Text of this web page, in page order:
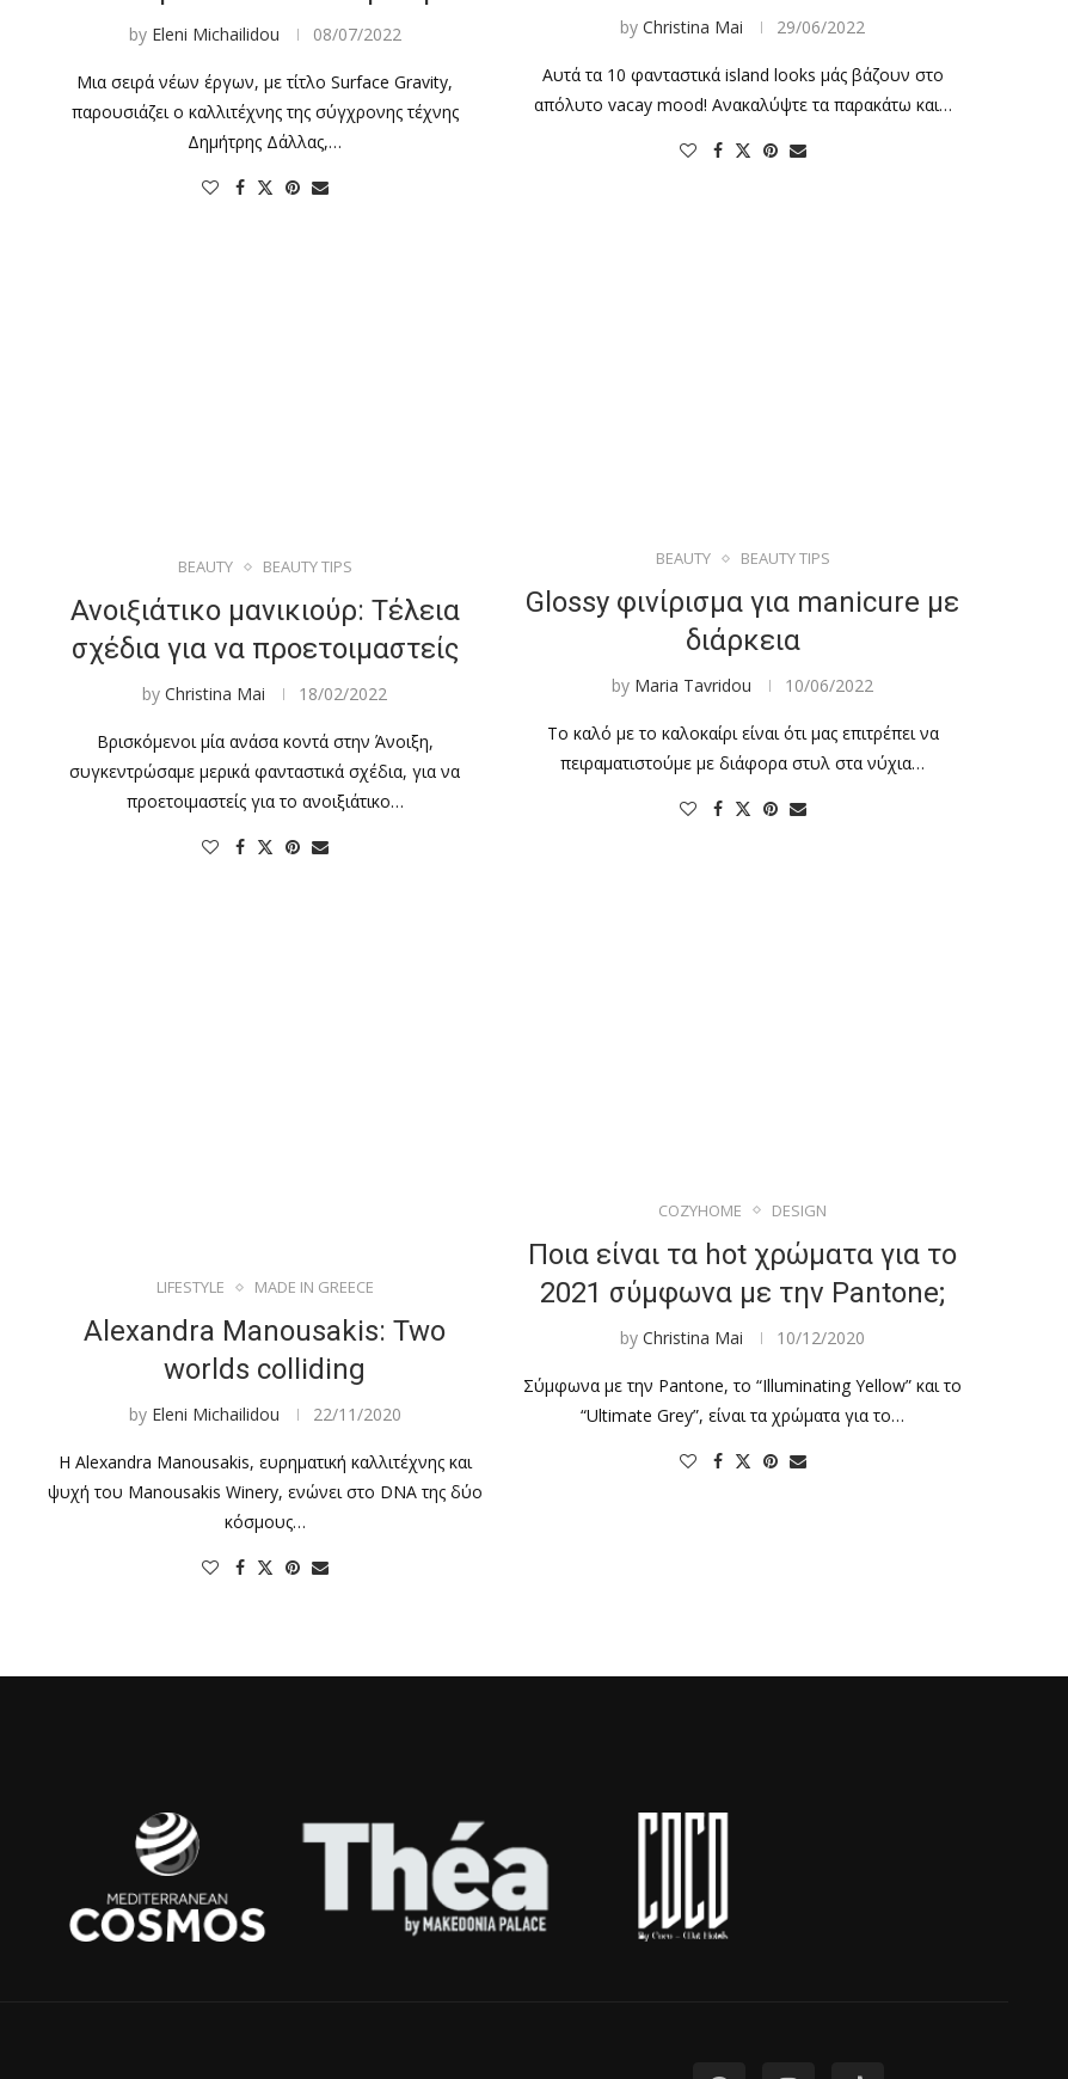
by Eleni Michailidou 08/07/2022
Μια σειρά νέων έργων, με τίτλο Surface Gravity,
παρουσιάζει ο καλλιτέχνης της σύγχρονης τέχνης
Δημήτρης Δάλλας,…
byChristina Mai 29/06/2022
Αυτά τα 10 φανταστικά island looks μάς βάζουν στο
απόλυτο vacay mood! Ανακαλύψτε τα παρακάτω και…
BEAUTY BEAUTY TIPS
Glossy φινίρισμα για manicure με
διάρκεια
by Maria Tavridou 10/06/2022
Το καλό με το καλοκαίρι είναι ότι μας επιτρέπει να
πειραματιστούμε με διάφορα στυλ στα νύχια…
BEAUTY BEAUTY TIPS
Ανοιξιάτικο μανικιούρ: Τέλεια
σχέδια για να προετοιμαστείς
byChristina Mai 18/02/2022
Βρισκόμενοι μία ανάσα κοντά στην Άνοιξη,
συγκεντρώσαμε μερικά φανταστικά σχέδια, για να
προετοιμαστείς για το ανοιξιάτικο…
COZYHOME DESIGN
Ποια είναι τα hot χρώματα για το
2021 σύμφωνα με την Pantone;
byChristina Mai 10/12/2020
Σύμφωνα με την Pantone, το “Illuminating Yellow” και το
“Ultimate Grey”, είναι τα χρώματα για το…
LIFESTYLE MADE IN GREECE
Alexandra Manousakis: Two
worlds colliding
by Eleni Michailidou 22/11/2020
Η Alexandra Manousakis, ευρηματική καλλιτέχνης και
ψυχή του Manousakis Winery, ενώνει στο DNA της δύο
κόσμους…